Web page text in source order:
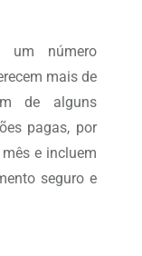
um número
mais de
de alguns
pagas, por
e incluem
seguro e